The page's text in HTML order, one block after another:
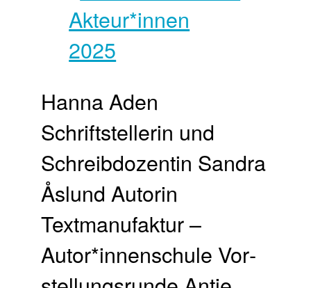
Hanna Aden
Schriftstellerin und
Schreibdozentin Sandra
Åslund Autorin
Textmanufaktur –
Autor*innenschule Vor­